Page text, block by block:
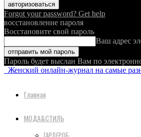
Forgot your password? Get help
восстановление пароля
Восстановите свой пароль
Ваш адрес
Пароль будет выслан Вам по
Женский онлайн-журнал на самые
Главная
МОДА&СТИЛЬ
ГАРДЕРОБ